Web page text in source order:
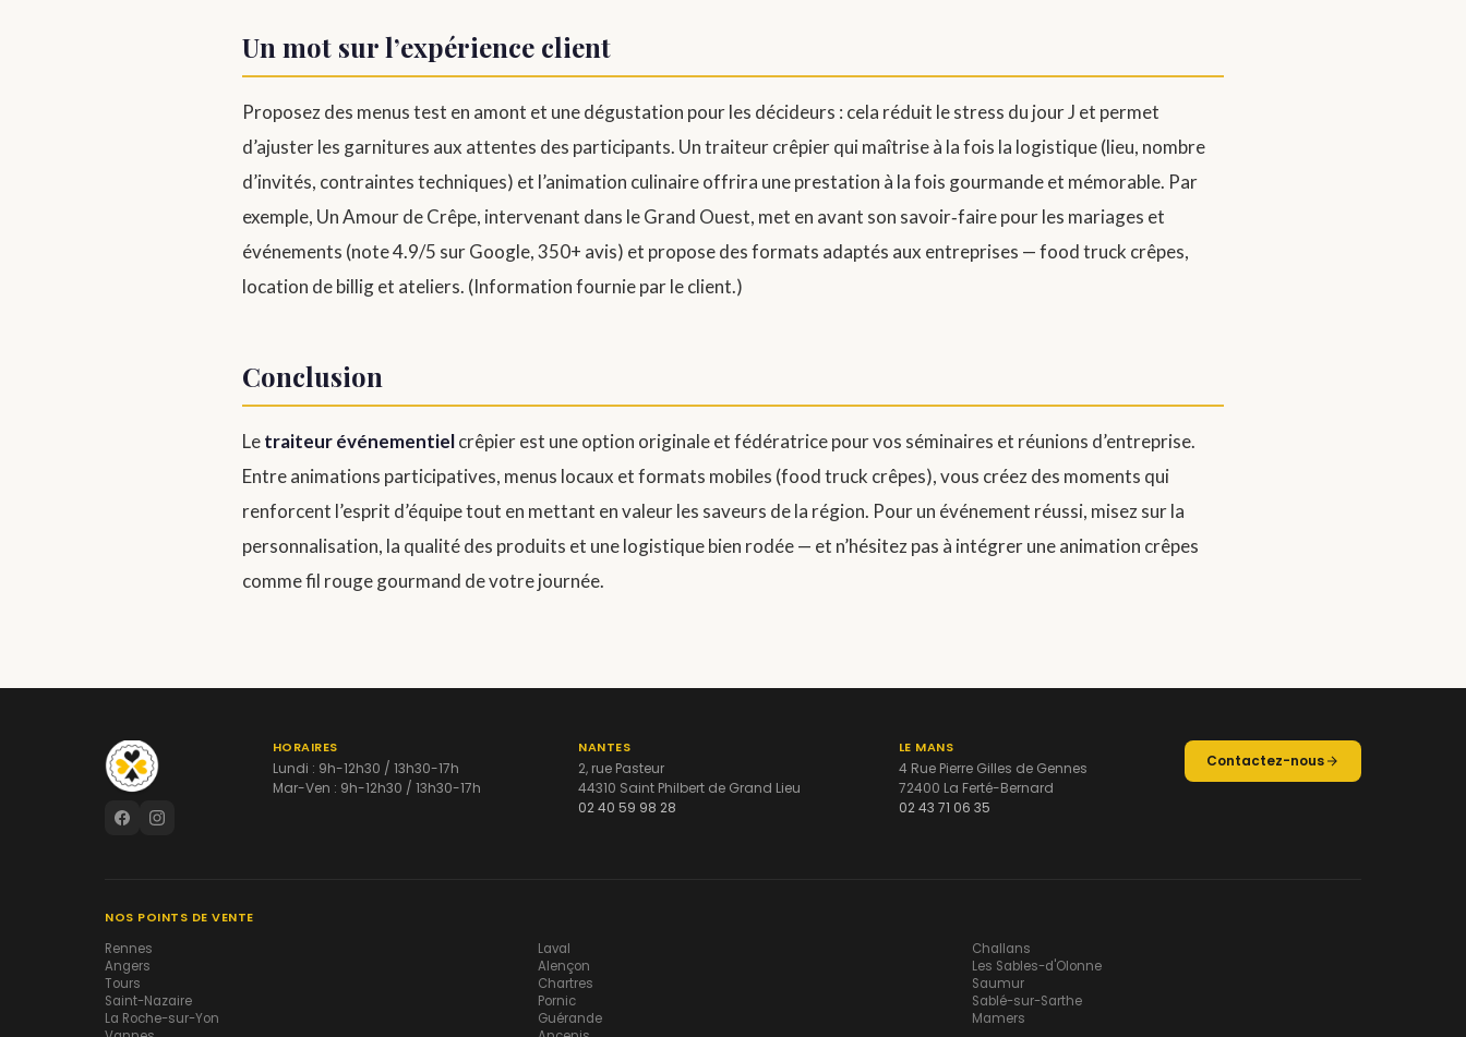
Un mot sur l’expérience client
Proposez des menus test en amont et une dégustation pour les décideurs : cela réduit le stress du jour J et permet
d’ajuster les garnitures aux attentes des participants. Un traiteur crêpier qui maîtrise à la fois la logistique (lieu, nombre
d’invités, contraintes techniques) et l’animation culinaire offrira une prestation à la fois gourmande et mémorable. Par
exemple, Un Amour de Crêpe, intervenant dans le Grand Ouest, met en avant son savoir‑faire pour les mariages et
événements (note 4.9/5 sur Google, 350+ avis) et propose des formats adaptés aux entreprises — food truck crêpes,
location de billig et ateliers. (Information fournie par le client.)
Conclusion
Letraiteur événementielcrêpier est une option originale et fédératrice pour vos séminaires et réunions d’entreprise.
Entre animations participatives, menus locaux et formats mobiles (food truck crêpes), vous créez des moments qui
renforcent l’esprit d’équipe tout en mettant en valeur les saveurs de la région. Pour un événement réussi, misez sur la
personnalisation, la qualité des produits et une logistique bien rodée — et n’hésitez pas à intégrer une animation crêpes
comme fil rouge gourmand de votre journée.
HORAIRES
Lundi : 9h-12h30 / 13h30-17h
Mar-Ven : 9h-12h30 / 13h30-17h
NANTES
2, rue Pasteur
44310 Saint Philbert de Grand Lieu
02 40 59 98 28
LE MANS
4 Rue Pierre Gilles de Gennes
72400 La Ferté-Bernard
02 43 71 06 35
Contactez-nous
NOS POINTS DE VENTE
Rennes
Angers
Tours
Saint-Nazaire
La Roche-sur-Yon
Laval
Alençon
Chartres
Pornic
Guérande
Challans
Les Sables-d'Olonne
Saumur
Sablé-sur-Sarthe
Mamers